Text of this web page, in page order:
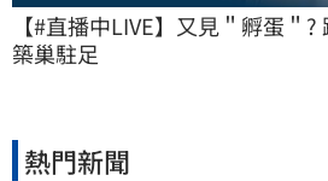
【#直播中LIVE】又見＂孵蛋＂
築巢駐足
熱門新聞